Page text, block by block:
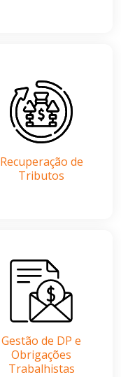
Recuperação de
Tributos
Gestão de DP e
Obrigações
Trabalhistas